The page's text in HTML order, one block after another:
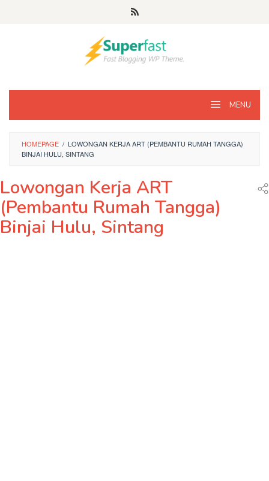
MENU
HOMEPAGE / LOWONGAN KERJA ART (PEMBANTU RUMAH TANGGA)
BINJAI HULU, SINTANG
Lowongan Kerja ART
(Pembantu Rumah Tangga)
Binjai Hulu, Sintang